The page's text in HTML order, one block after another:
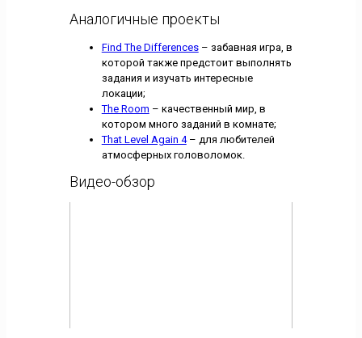
Аналогичные проекты
Find The Differences– забавная игра, в
которой также предстоит выполнять
задания и изучать интересные
локации;
The Room – качественный мир, в
котором много заданий в комнате;
That Level Again 4– для любителей
атмосферных головоломок.
Видео-обзор